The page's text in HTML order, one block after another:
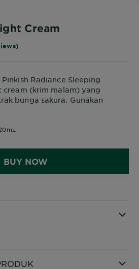
Cream
Radiance Sleeping
cream (krim malam) yang
bunga sakura. Gunakan
wajah glowing cerah
BUY NOW